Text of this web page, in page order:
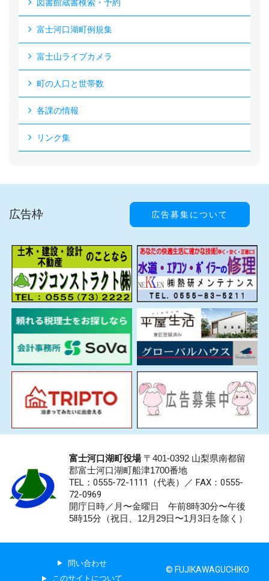
図書館蔵書検索・予約
富士河口湖町例規集
富士山ライブカメラ
町の人口と世帯数
各課の情報
リンク集
広告枠 広告募集について
富士河口湖町役場〒401-0392 山梨県南都留
郡富士河口湖町船津1700番地
TEL：0555-72-1111 （代表）／ FAX：0555-
72-0969
開庁日時／月〜金曜日 午前8時30分〜午後
5時15分（祝日、12月29日〜1月3日を除く）
問い合わせ
このサイトについて
© FUJIKAWAGUCHIKO